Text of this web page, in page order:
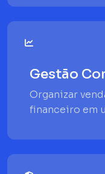
Gestão
Organizar
financeiro em